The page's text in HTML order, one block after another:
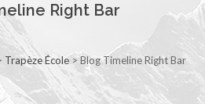
Right Bar
Trapèze École >Blog Timeline Right Bar